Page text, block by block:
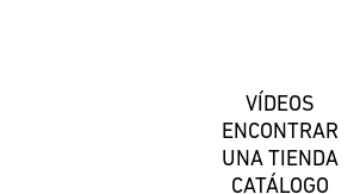
VÍDEOS
ENCONTRAR
UNA TIENDA
CATÁLOGO